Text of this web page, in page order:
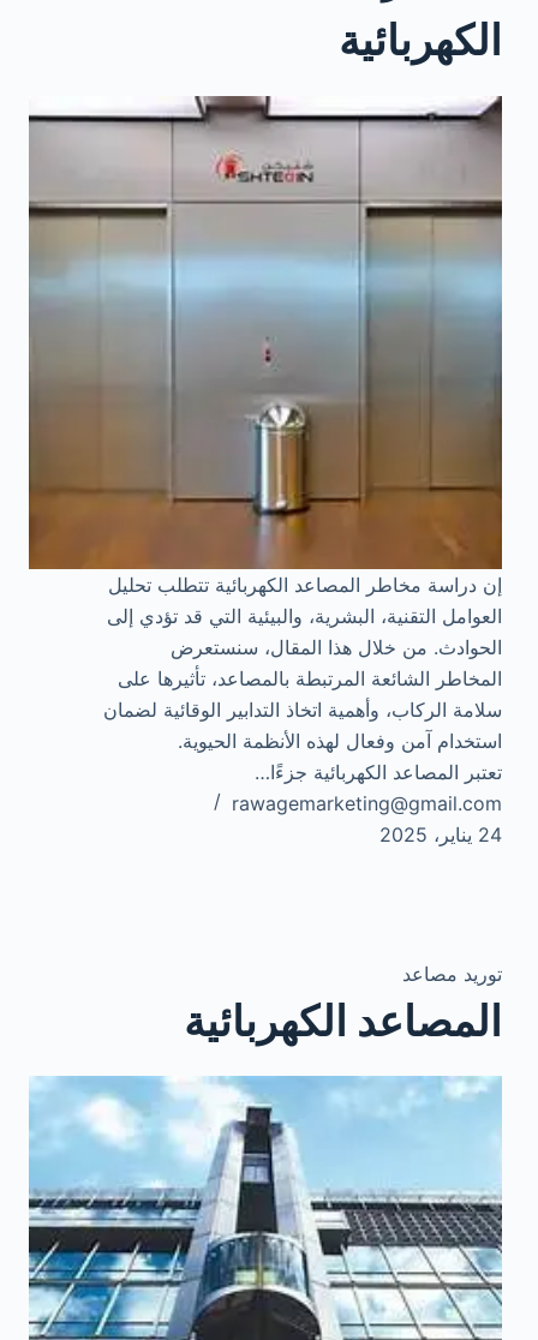
الكهربائية
إن دراسة مخاطر المصاعد الكهربائية تتطلب تحليل
العوامل التقنية، البشرية، والبيئية التي قد تؤدي إلى
الحوادث. من خلال هذا المقال، سنستعرض
المخاطر الشائعة المرتبطة بالمصاعد، تأثيرها على
سلامة الركاب، وأهمية اتخاذ التدابير الوقائية لضمان
استخدام آمن وفعال لهذه الأنظمة الحيوية.
تعتبر المصاعد الكهربائية جزءًا…
rawagemarketing@gmail.com
24 يناير، 2025
توريد مصاعد
المصاعد الكهربائية